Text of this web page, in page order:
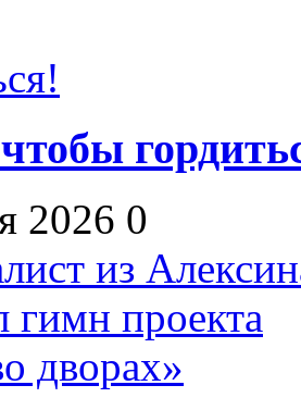
2026 0